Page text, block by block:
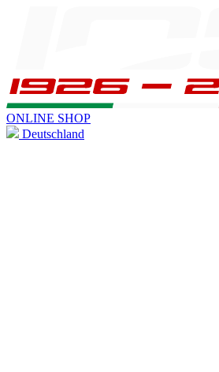
ONLINE SHOP
Deutschland